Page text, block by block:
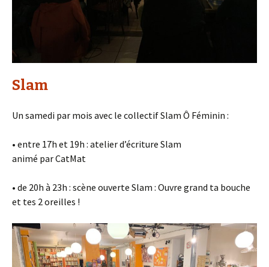
Slam
Un samedi par mois avec le collectif Slam Ô Féminin :
• entre 17h et 19h : atelier d’écriture Slam
animé par CatMat
• de 20h à 23h : scène ouverte Slam : Ouvre grand ta bouche
et tes 2 oreilles !